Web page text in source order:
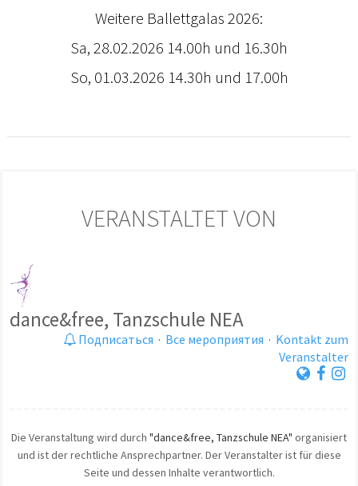
Weitere Ballettgalas 2026:
Sa, 28.02.2026 14.00h und 16.30h
So, 01.03.2026 14.30h und 17.00h
VERANSTALTET VON
dance&free, Tanzschule NEA
Подписаться · Все мероприятия · Kontakt zum
Veranstalter
Die Veranstaltung wird durch "dance&free, Tanzschule NEA" organisiert
und ist der rechtliche Ansprechpartner. Der Veranstalter ist für diese
Seite und dessen Inhalte verantwortlich.